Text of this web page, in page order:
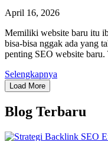
April 16, 2026
Memiliki website baru itu
bisa-bisa nggak ada yang
penting SEO website baru.
Selengkapnya
Load More
Blog Terbaru